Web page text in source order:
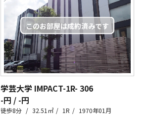
学芸大学 IMPACT-1R- 306
-円 / -円
徒歩8分 32.51㎡ 1R 1970年01月